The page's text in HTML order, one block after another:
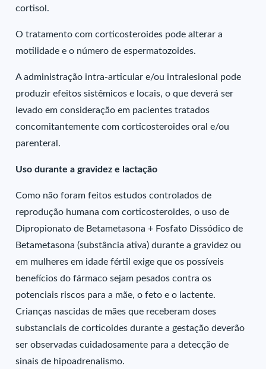
cortisol.
O tratamento com corticosteroides pode alterar a
motilidade e o número de espermatozoides.
A administração intra-articular e/ou intralesional pode
produzir efeitos sistêmicos e locais, o que deverá ser
levado em consideração em pacientes tratados
concomitantemente com corticosteroides oral e/ou
parenteral.
Uso durante a gravidez e lactação
Como não foram feitos estudos controlados de
reprodução humana com corticosteroides, o uso de
Dipropionato de Betametasona + Fosfato Dissódico de
Betametasona (substância ativa) durante a gravidez ou
em mulheres em idade fértil exige que os possíveis
benefícios do fármaco sejam pesados contra os
potenciais riscos para a mãe, o feto e o lactente.
Crianças nascidas de mães que receberam doses
substanciais de corticoides durante a gestação deverão
ser observadas cuidadosamente para a detecção de
sinais de hipoadrenalismo.